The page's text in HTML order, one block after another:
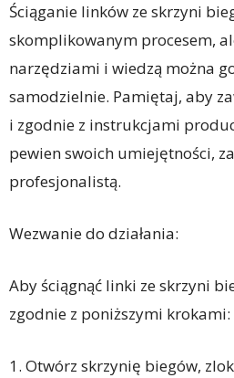
Ściąganie linków ze skrzyni
skomplikowanym procesem,
narzędziami i wiedzą można
samodzielnie. Pamiętaj, aby
i zgodnie z instrukcjami
pewien swoich umiejętności,
profesjonalistą.
Wezwanie do działania:
Aby ściągnąć linki ze skrzyni
zgodnie z poniższymi krokami:
1. Otwórz skrzynię biegów,